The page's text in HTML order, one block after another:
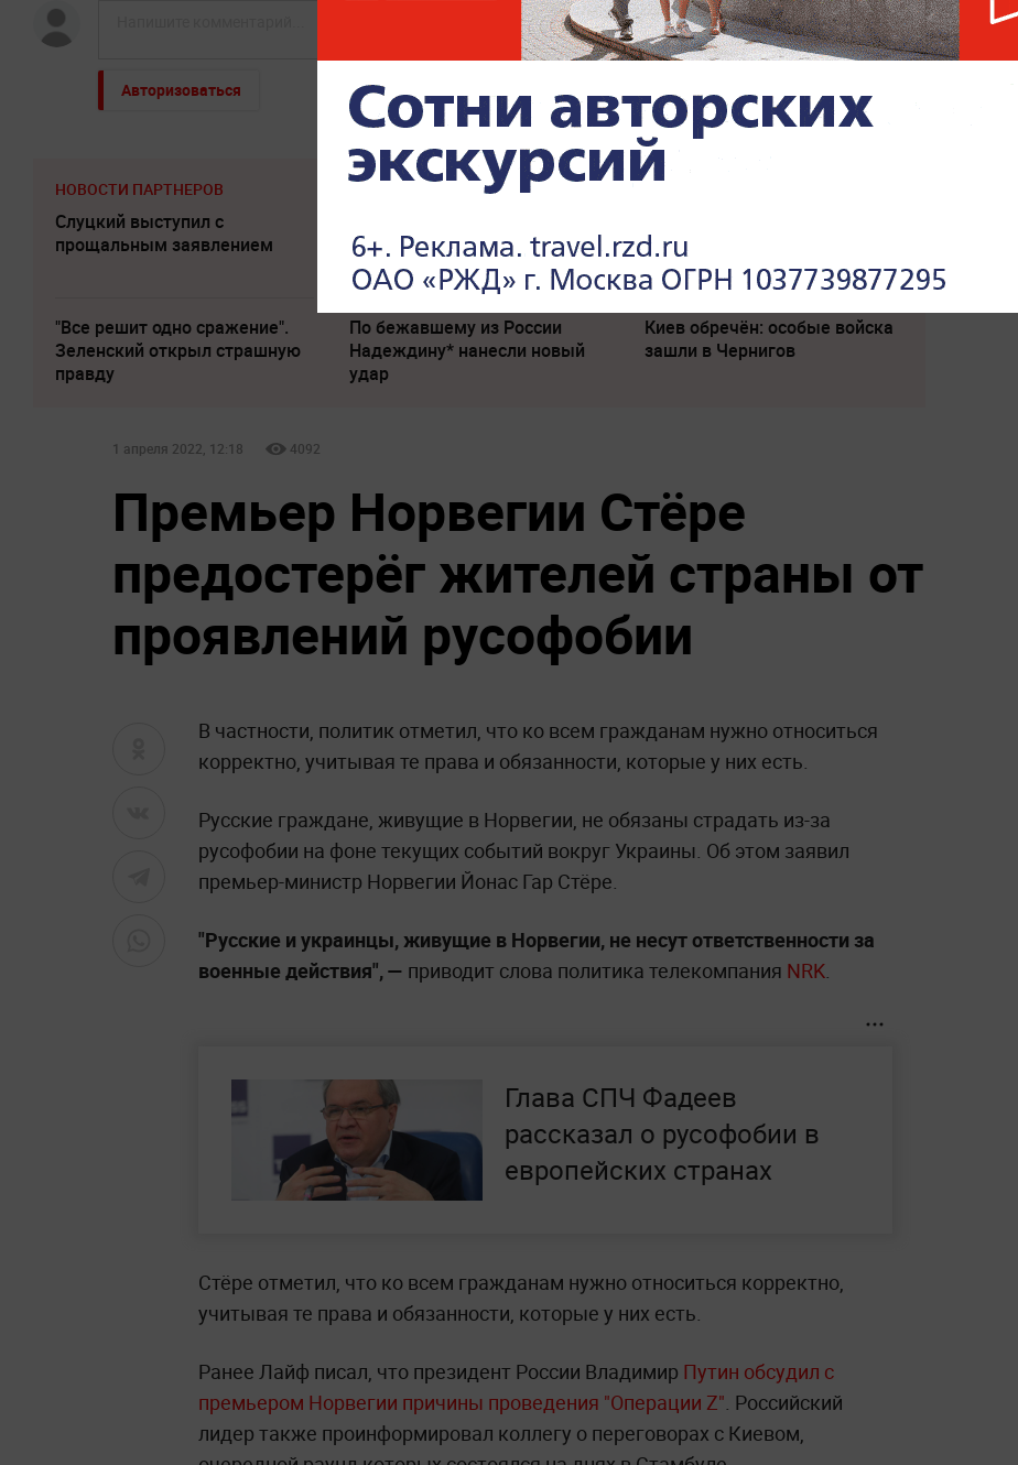
Авторизоваться
НОВОСТИ ПАРТНЕРОВ
Слуцкий выступил с
прощальным заявлением
Кремля по иностранным
активам
состояние Зеленского после
удара РФ
"Все решит одно сражение".
Зеленский открыл страшную
правду
По бежавшему из России
Надеждину* нанесли новый
удар
Киев обречён: особые войска
зашли в Чернигов
1 апреля 2022, 12:18 4092
Премьер Норвегии Стёре
предостерёг жителей страны от
проявлений русофобии
В частности, политик отметил, что ко всем гражданам нужно относиться
корректно, учитывая те права и обязанности, которые у них есть.
Русские граждане, живущие в Норвегии, не обязаны страдать из-за
русофобии на фоне текущих событий вокруг Украины. Об этом заявил
премьер-министр Норвегии Йонас Гар Стёре.
"Русские и украинцы, живущие в Норвегии, не несут ответственности за
военные действия", — приводит слова политика телекомпания NRK.
Глава СПЧ Фадеев
рассказал о русофобии в
европейских странах
Стёре отметил, что ко всем гражданам нужно относиться корректно,
учитывая те права и обязанности, которые у них есть.
Ранее Лайф писал, что президент России Владимир Путин обсудил с
премьером Норвегии причины проведения "Операции Z". Российский
лидер также проинформировал коллегу о переговорах с Киевом,